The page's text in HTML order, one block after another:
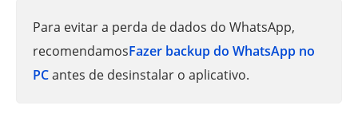
Para evitar a perda de dados do WhatsApp,
recomendamosFazer backup do WhatsApp no
PCantes de desinstalar o aplicativo.